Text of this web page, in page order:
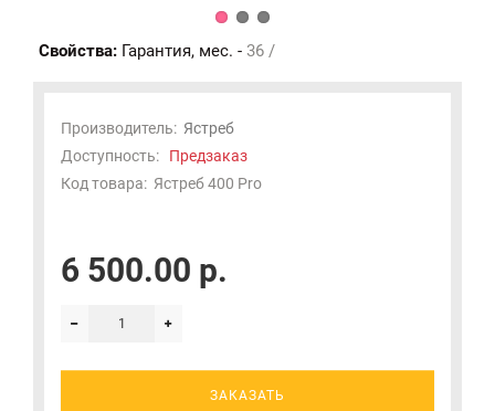
Свойства: Гарантия, мес. - 36 /
Производитель: Ястреб
Доступность: Предзаказ
Код товара: Ястреб 400 Pro
6 500.00 р.
ЗАКАЗАТЬ